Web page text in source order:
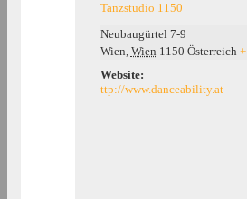
Tanzstudio 1150
Neubaugürtel 7-9
Wien, Wien 1150 Österreich
Website:
ttp://www.danceability.at